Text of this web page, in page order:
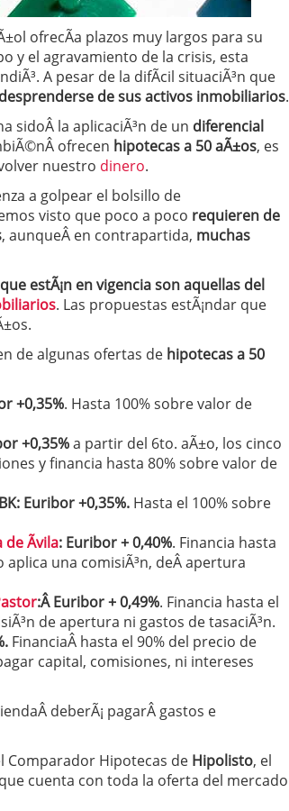
ofrecÃ­a plazos muy largos para su
y el agravamiento de la crisis, esta
A pesar de la difÃ­cil situaciÃ³n que
de sus activos inmobiliarios.
sidoÂ la aplicaciÃ³n de un diferencial
ofrecen hipotecas a 50 aÃ±os, es
nuestro dinero.
a golpear el bolsillo de
visto que poco a poco requieren de
, aunqueÂ en contrapartida, muchas
estÃ¡n en vigencia son aquellas del
. Las propuestas estÃ¡ndar que
de algunas ofertas de hipotecas a 50
+0,35%. Hasta 100% sobre valor de
+0,35%a partir del 6to. aÃ±o, los cinco
y financia hasta 80% sobre valor de
: Euribor +0,35%. Hasta el 100% sobre
Ãvila: Euribor + 0,40%. Financia hasta
aplica una comisiÃ³n, deÂ apertura
:Â Euribor + 0,49%. Financia hasta el
de apertura ni gastos de tasaciÃ³n.
FinanciaÂ hasta el 90% del precio de
capital, comisiones, ni intereses
deberÃ¡ pagarÂ gastos e
Comparador Hipotecas de Hipolisto, el
cuenta con toda la oferta del mercado